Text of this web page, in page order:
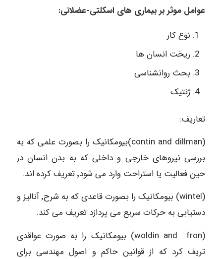
عوامل موثر بر بیماری های اسکلتی-عضلانی:
نوع کار
ریخت انسان ها
بحث روانشناسی
ژنتیک
تعاریف:
(contin and dillman)بیومکانیک را بصورت علمی که به
بررسی نیروهای خارجی و داخلی که به بدن انسان در
حین فعالیت یا استراحت وارد می شود٬ تعریف کرده اند.
(wintel) بیومکانیک را بصورت قاعدی که به شرح٬ آنالیز و
دستیابی به حرکات سریع می پردازد تعریف می کند.
(woldin and fron) بیومکانیک را به صورت عواقدی
تریف کرد که از قوانین حاکم و اصول مهندسی برای